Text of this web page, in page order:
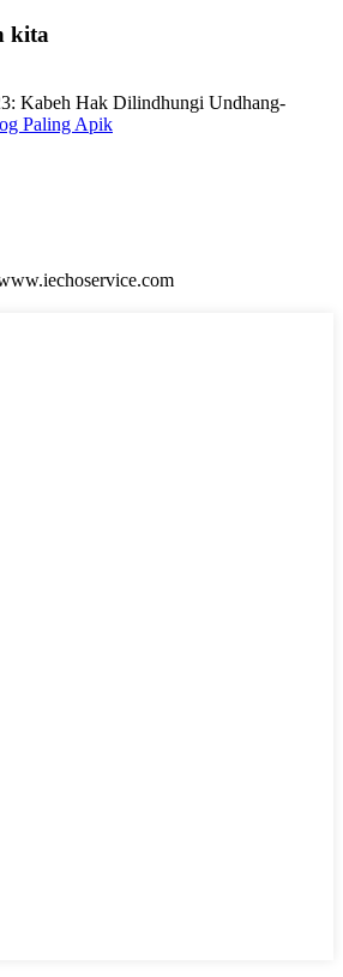
kita
Kabeh Hak Dilindhungi Undhang-
Paling Apik